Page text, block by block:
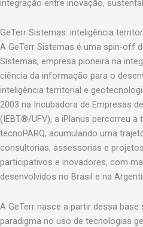
integração entre inovação,
GeTerr Sistemas: inteligência
A GeTerr Sistemas é uma spin-off
Sistemas, empresa pioneira na
ciência da informação para o
inteligência territorial e
2003 na Incubadora de Empresas
(IEBT®/UFV), a iPlanus percorreu a
tecnoPARQ, acumulando uma
consultorias, assessorias e
participativos e inovadores, com
desenvolvidos no Brasil e na
A GeTerr nasce a partir dessa
paradigma no uso de tecnologias